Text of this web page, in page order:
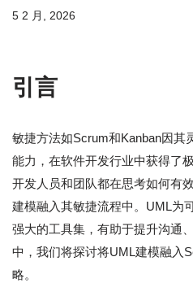
5 2 月, 2026
引言
敏捷方法如Scrum和Kanban因其
能力，在软件开发行业中获得了
开发人员和团队都在思考如何有
建模融入其敏捷流程中。UML为
强大的工具集，有助于提升沟通
中，我们将探讨将UML建模融入
略。